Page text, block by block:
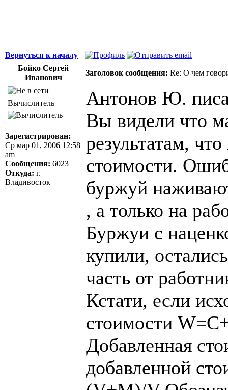
Вернуться к началу
Бойко Сергей
Иванович
Заголовок сообщения: Re: О чем
Вычислитель
Зарегистрирован:
Ср мар 01, 2006 12:58
am
Сообщения: 6023
Откуда: г.
Владивосток
Антонов Ю.
Вы видели что
результатам,
стоимости.
буржуй
, а только на
Буржуи с
купили,
часть от
Кстати, если
стоимости
Добавленная
добавленной